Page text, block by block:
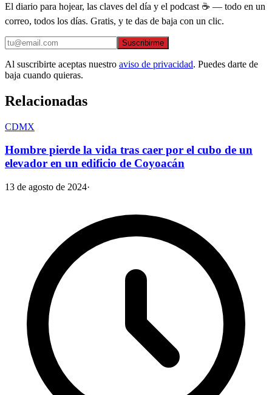
El diario para hojear, las claves del día y el podcast ☕ — todo en un
correo, todos los días. Gratis, y te das de baja con un clic.
Suscribirme
Al suscribirte aceptas nuestro aviso de privacidad. Puedes darte de
baja cuando quieras.
Relacionadas
CDMX
Hombre pierde la vida tras caer por el cubo de un
elevador en un edificio de Coyoacán
13 de agosto de 2024·